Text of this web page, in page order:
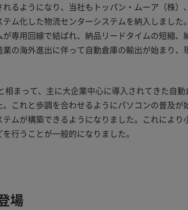
るようになり、当社もトッパン・ムーア（株）
ム化した物流センターシステムを納入しました
専用回線で結ばれ、納品リードタイムの短縮、
の海外進出に伴って自動倉庫の輸出が始まり、
まって、主に大企業中心に導入されてきた自
これと歩調を合わせるようにパソコンの普及が
ムが構築できるようになりました。これにより
行うことが一般的になりました。
場